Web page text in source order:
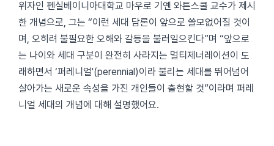
위자인 펜실베이니아대학교 마우로 기옌 와튼스쿨 교수가 제시
한 개념으로, 그는 “이런 세대 담론이 앞으로 쓸모없어질 것이
며, 오히려 불필요한 오해와 갈등을 불러일으킨다”며 “앞으로
는 나이와 세대 구분이 완전히 사라지는 멀티제너레이션이 도
래하면서 ‘퍼레니얼'(perennial)이라 불리는 세대를 뛰어넘어
살아가는 새로운 속성을 가진 개인들이 출현할 것”이라며 퍼레
니얼 세대의 개념에 대해 설명했어요.